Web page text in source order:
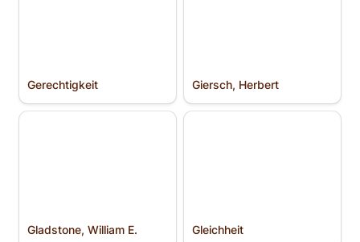
Gerechtigkeit Giersch, Herbert
Gladstone, William E.
Gladstone, William E.
Gleichheit
Gleichheit